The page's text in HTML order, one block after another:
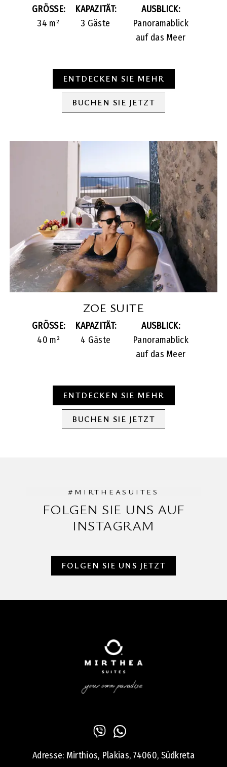
GRÖSSE:
34 m²
KAPAZITÄT:
3 Gäste
AUSBLICK:
Panoramablick
auf das Meer
ENTDECKEN SIE MEHR
BUCHEN SIE JETZT
ZOE SUITE
GRÖSSE:
40 m²
KAPAZITÄT:
4 Gäste
AUSBLICK:
Panoramablick
auf das Meer
ENTDECKEN SIE MEHR
BUCHEN SIE JETZT
#MIRTHEASUITES
FOLGEN SIE UNS AUF
INSTAGRAM
FOLGEN SIE UNS JETZT
Adresse: Mirthios, Plakias, 74060, Südkreta